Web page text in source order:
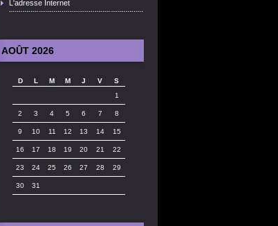
L'adresse Internet
AOÛT 2026
D L M M J V
S
1
2 3 4 5 6 7 8
9 10 11 12 13 14 15
16 17 18 19 20 21 22
23 24 25 26 27 28 29
30 31